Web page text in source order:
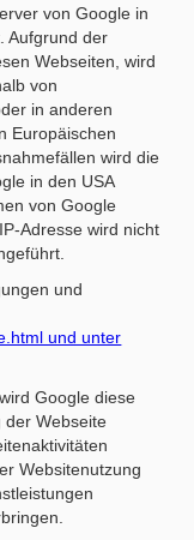
von Google in
Aufgrund der
Webseiten, wird
von
in anderen
Europäischen
wird die
in den USA
von Google
Adresse wird nicht
und
und unter
Google diese
der Webseite
Websitenutzung